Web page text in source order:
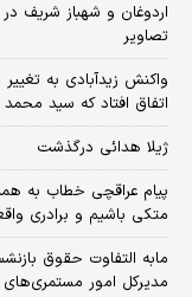
اردوغان و شهباز شریف
تصاویر
واکنش زیدآبادی به
اتفاق افتاد که سید
ژیلا هدائی درگذشت
پیام عراقچی خطاب به
متکی باشیم و برادری
مابه التفاوت حقوق
مدیرکل امور مستمری‌های